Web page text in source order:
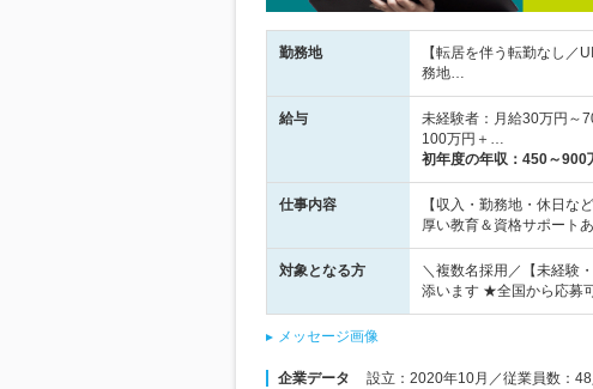
勤務地
【転居を伴う転勤なし
務地…
給与
未経験者：月給30万円～
100万円＋…
初年度の年収： 450～900
仕事内容
【収入・勤務地・休日
厚い教育＆資格サポート
対象となる方
＼複数名採用／【未経験
添います ★全国から応募
メッセージ画像
企業データ 設立：2020年10月／従業員数：